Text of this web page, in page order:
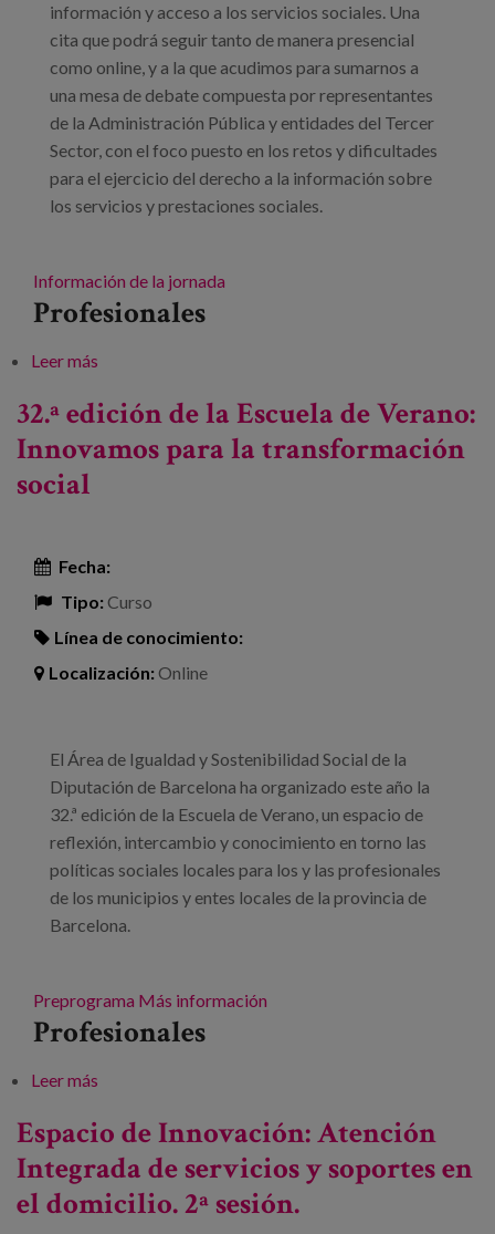
información y acceso a los servicios sociales. Una
cita que podrá seguir tanto de manera presencial
como online, y a la que acudimos para sumarnos a
una mesa de debate compuesta por representantes
de la Administración Pública y entidades del Tercer
Sector, con el foco puesto en los retos y dificultades
para el ejercicio del derecho a la información sobre
los servicios y prestaciones sociales.
Información de la jornada
Profesionales
Leer más
32.ª edición de la Escuela de Verano:
Innovamos para la transformación
social
Fecha:
Tipo:Curso
Línea de conocimiento:
Localización:Online
El Área de Igualdad y Sostenibilidad Social de la
Diputación de Barcelona ha organizado este año la
32.ª edición de la Escuela de Verano, un espacio de
reflexión, intercambio y conocimiento en torno las
políticas sociales locales para los y las profesionales
de los municipios y entes locales de la provincia de
Barcelona.
Preprograma Más información
Profesionales
Leer más
Espacio de Innovación: Atención
Integrada de servicios y soportes en
el domicilio. 2ª sesión.